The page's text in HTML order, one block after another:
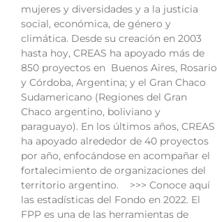
mujeres y diversidades y a la justicia
social, económica, de género y
climática. Desde su creación en 2003
hasta hoy, CREAS ha apoyado más de
850 proyectos en Buenos Aires, Rosario
y Córdoba, Argentina; y el Gran Chaco
Sudamericano (Regiones del Gran
Chaco argentino, boliviano y
paraguayo). En los últimos años, CREAS
ha apoyado alrededor de 40 proyectos
por año, enfocándose en acompañar el
fortalecimiento de organizaciones del
territorio argentino. >>> Conoce aquí
las estadísticas del Fondo en 2022. El
FPP es una de las herramientas de